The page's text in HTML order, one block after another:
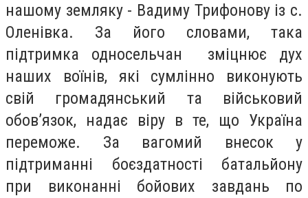
нашому земляку - Вадиму Трифонову із с.
Оленівка. За його словами, така
підтримка односельчан зміцнює дух
наших воїнів, які сумлінно виконують
свій громадянський та військовий
обов’язок, надає віру в те, що Україна
переможе. За вагомий внесок у
підтриманні боєздатності батальйону
при виконанні бойових завдань по